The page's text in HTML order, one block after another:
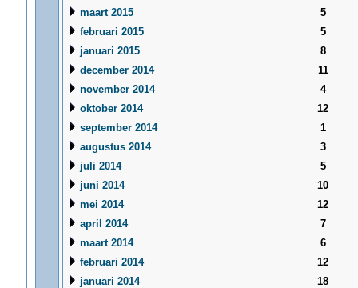
maart 2015
5
februari 2015
5
januari 2015
8
december 2014
11
november 2014
4
oktober 2014
12
september 2014
1
augustus 2014
3
juli 2014
5
juni 2014
10
mei 2014
12
april 2014
7
maart 2014
6
februari 2014
12
januari 2014
18